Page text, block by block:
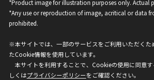
*Product image for illustration purposes only. Actual
*Any use or reproduction of image, acritical or data
prohibited.
※本サイトでは、一部のサービスをご利用いただくた
たCookie情報を使用しています。
本サイトを利用することで、Cookieの使用に同意
しくはプライバシーポリシーをご確認ください。